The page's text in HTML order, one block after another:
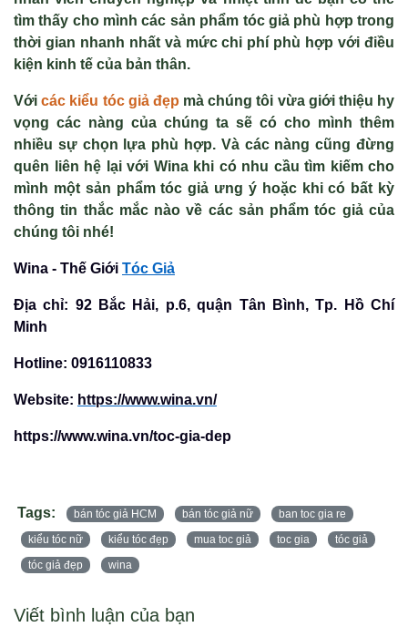
tìm thấy cho mình các sản phẩm tóc giả phù hợp trong
thời gian nhanh nhất và mức chi phí phù hợp với điều
kiện kinh tế của bản thân.
Vớicác kiểu tóc giả đẹp mà chúng tôi vừa giới thiệu hy
vọng các nàng của chúng ta sẽ có cho mình thêm
nhiều sự chọn lựa phù hợp. Và các nàng cũng đừng
quên liên hệ lại với Wina khi có nhu cầu tìm kiếm cho
mình một sản phẩm tóc giả ưng ý hoặc khi có bất kỳ
thông tin thắc mắc nào về các sản phẩm tóc giả của
chúng tôi nhé!
Wina - Thế Giới Tóc Giả
Địa chỉ: 92 Bắc Hải, p.6, quận Tân Bình, Tp. HồChí
Minh
Hotline: 0916110833
Website: https://www.wina.vn/
https://www.wina.vn/toc-gia-dep
Tags: bán tóc giả HCM bán tóc giả nữ
ban toc gia re
kiểu tóc nữ
kiểu tóc đẹp mua toc giả toc gia
tóc giả
tóc giả đẹp
wina
Viết bình luận của bạn